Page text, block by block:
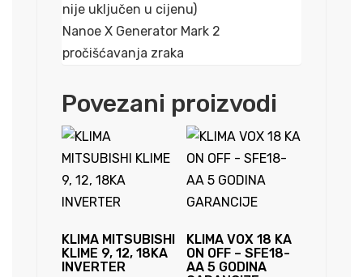
nije uključen u cijenu)
Nanoe X Generator Mark 2
pročišćavanja zraka
Povezani proizvodi
KLIMA MITSUBISHI
KLIME 9, 12, 18KA
INVERTER
KLIMA VOX 18 KA
ON OFF – SFE18-
AA 5 GODINA